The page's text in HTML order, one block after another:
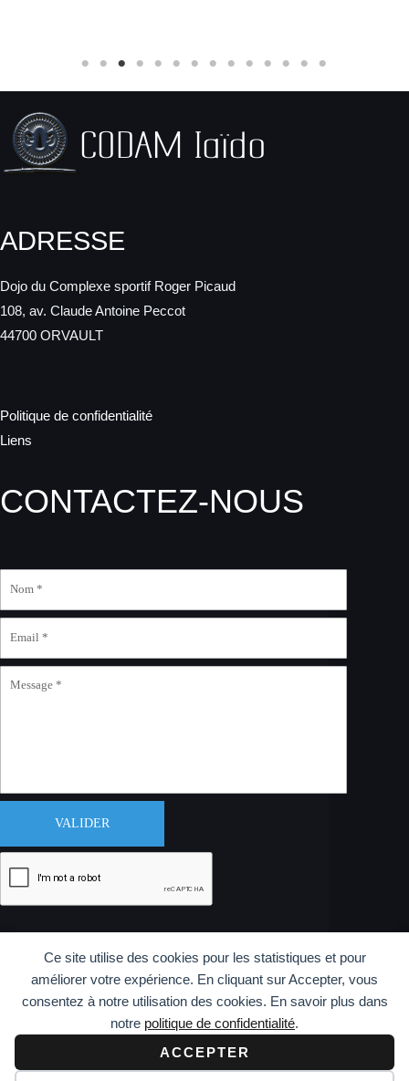
Ce site utilise des cookies pour les statistiques et pour
améliorer votre expérience. En cliquant sur Accepter, vous
consentez à notre utilisation des cookies. En savoir plus dans
notre politique de confidentialité.
ACCEPTER
ADRESSE
Dojo du Complexe sportif Roger Picaud
108, av. Claude Antoine Peccot
44700 ORVAULT
Politique de confidentialité
Liens
CONTACTEZ-NOUS
VALIDER
Copyright © 2026 CODAM Iaido
Réalisationinfo y más